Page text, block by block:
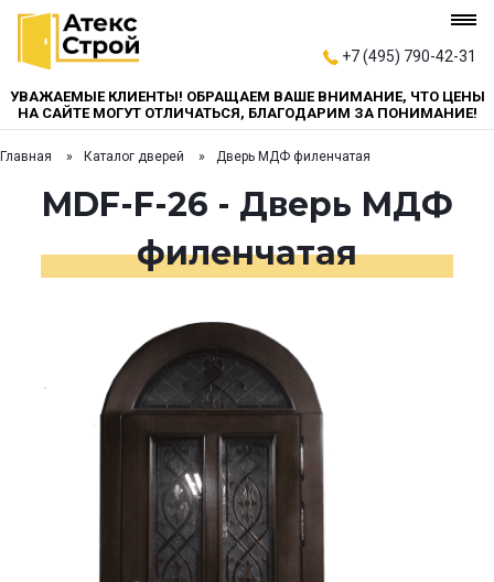
+7 (495) 790-42-31
УВАЖАЕМЫЕ КЛИЕНТЫ! ОБРАЩАЕМ ВАШЕ ВНИМАНИЕ, ЧТО ЦЕНЫ
НА САЙТЕ МОГУТ ОТЛИЧАТЬСЯ, БЛАГОДАРИМ ЗА ПОНИМАНИЕ!
Главная Каталог дверей Дверь МДФ филенчатая
MDF-F-26 - Дверь МДФ
филенчатая